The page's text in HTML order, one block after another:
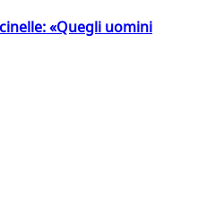
«Quegli uomini